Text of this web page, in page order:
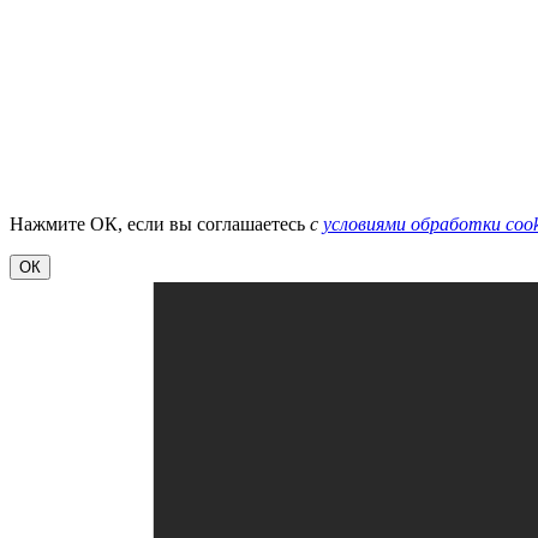
Нажмите ОК, если вы соглашаетесь с условиями обработки
ОК